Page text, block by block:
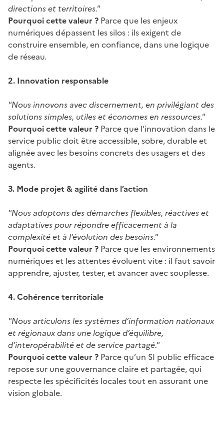
directions et territoires."
Pourquoi cette valeur ? Parce que les enjeux
numériques dépassent les silos : ils exigent de
construire ensemble, en confiance, dans une logique
de réseau.
2. Innovation responsable
"Nous innovons avec discernement, en privilégiant des
solutions simples, utiles et économes en ressources."
Pourquoi cette valeur ? Parce que l’innovation dans le
service public doit être accessible, sobre, durable et
alignée avec les besoins concrets des usagers et des
agents.
3. Mode projet & agilité dans l’action
"Nous adoptons des démarches flexibles, réactives et
adaptatives pour répondre efficacement à la
complexité et à l’évolution des besoins."
Pourquoi cette valeur ? Parce que les environnements
numériques et les attentes évoluent vite : il faut savoir
apprendre, ajuster, tester, et avancer avec souplesse.
4. Cohérence territoriale
"Nous articulons les systèmes d’information nationaux
et régionaux dans une logique d’équilibre,
d’interopérabilité et de service partagé."
Pourquoi cette valeur ? Parce qu’un SI public efficace
repose sur une gouvernance claire et partagée, qui
respecte les spécificités locales tout en assurant une
vision globale.